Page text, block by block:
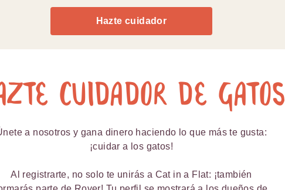
Hazte cuidador
cuidador de gatos
a nosotros y gana dinero haciendo lo que más te gusta:
¡cuidar a los gatos!
Al registrarte, no solo te unirás a Cat in a Flat: ¡también